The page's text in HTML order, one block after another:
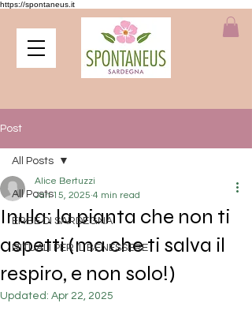
https://spontaneus.it
Post
All Posts
ERBE DI SARDEGNA
RITUALI PER IL BENESSERE
All Posts
Inula: la pianta che non ti
aspetti (ma che ti salva il
respiro, e non solo!)
Alice Bertuzzi
Jan 15, 2025 4 min read
Updated: Apr 22, 2025